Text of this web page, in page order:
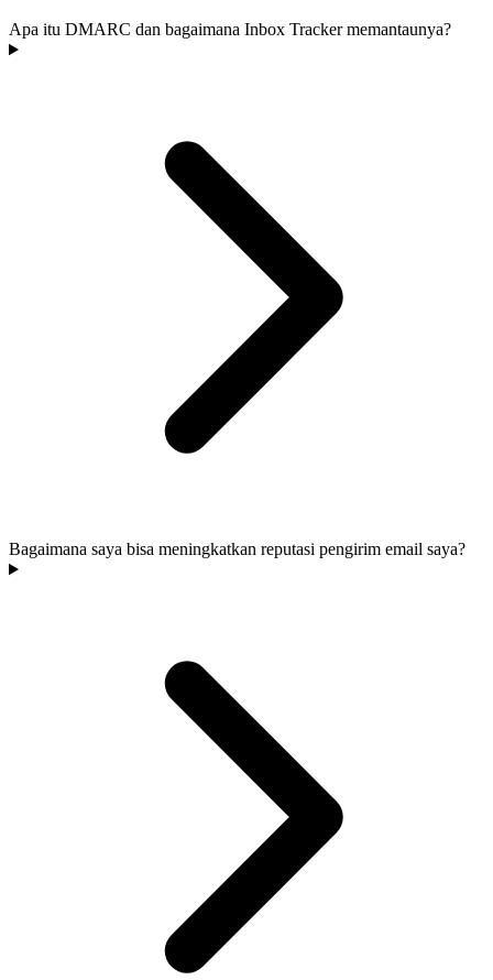
Apa itu DMARC dan bagaimana Inbox Tracker memantaunya?
Bagaimana saya bisa meningkatkan reputasi pengirim email saya?